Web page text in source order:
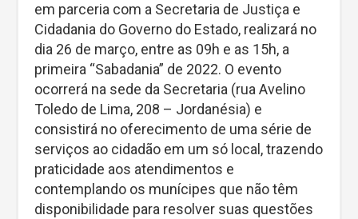
em parceria com a Secretaria de Justiça e
Cidadania do Governo do Estado, realizará no
dia 26 de março, entre as 09h e as 15h, a
primeira “Sabadania” de 2022. O evento
ocorrerá na sede da Secretaria (rua Avelino
Toledo de Lima, 208 – Jordanésia) e
consistirá no oferecimento de uma série de
serviços ao cidadão em um só local, trazendo
praticidade aos atendimentos e
contemplando os munícipes que não têm
disponibilidade para resolver suas questões